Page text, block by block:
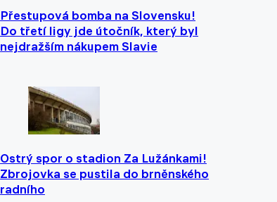
Přestupová bomba na Slovensku!
Do třetí ligy jde útočník, který byl
nejdražším nákupem Slavie
Ostrý spor o stadion Za Lužánkami!
Zbrojovka se pustila do brněnského
radního